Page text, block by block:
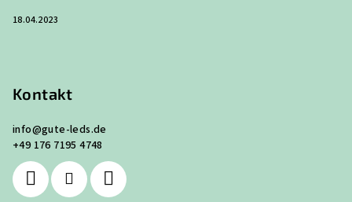
18.04.2023
Kontakt
info@gute-leds.de
+49 176 7195 4748